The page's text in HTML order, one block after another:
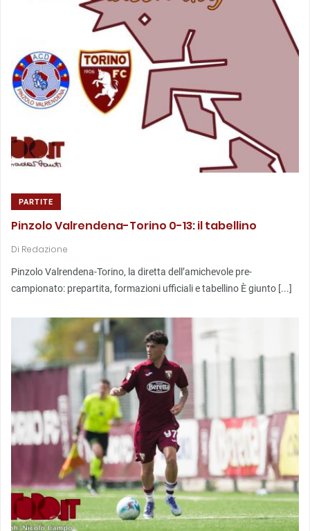
PARTITE
Pinzolo Valrendena-Torino 0-13: il tabellino
Di Redazione
Pinzolo Valrendena-Torino, la diretta dell’amichevole pre-
campionato: prepartita, formazioni ufficiali e tabellino È giunto [...]